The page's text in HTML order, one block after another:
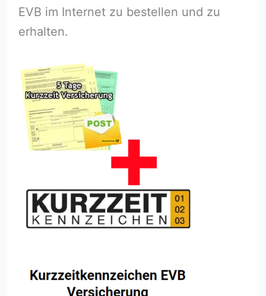
EVB im Internet zu bestellen und zu
erhalten.